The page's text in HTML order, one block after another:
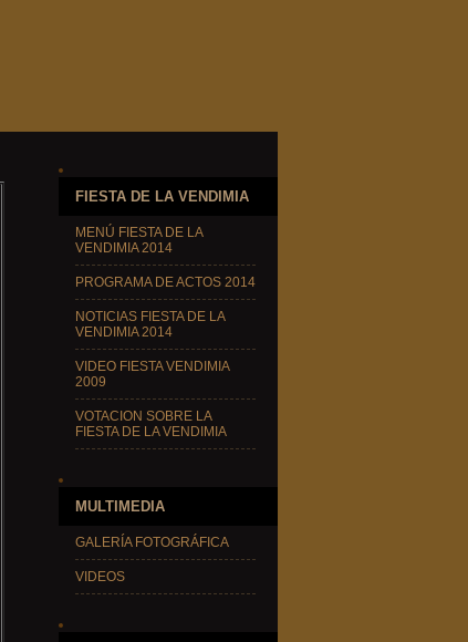
FIESTA DE LA VENDIMIA
MENÚ FIESTA DE LA
VENDIMIA 2014
PROGRAMA DE ACTOS 2014
NOTICIAS FIESTA DE LA
VENDIMIA 2014
VIDEO FIESTA VENDIMIA
2009
VOTACION SOBRE LA
FIESTA DE LA VENDIMIA
MULTIMEDIA
GALERÍA FOTOGRÁFICA
VIDEOS